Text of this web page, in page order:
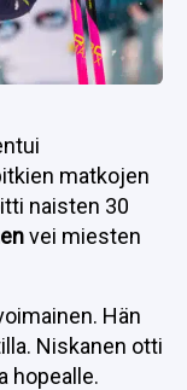
matkojen
naisten 30
vei miesten
Hän
Niskanen otti
hopealle.